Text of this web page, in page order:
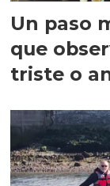
Un paso
que
triste o